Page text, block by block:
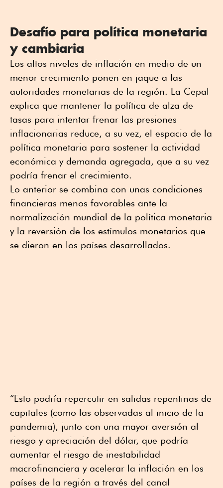
Desafío para política monetaria
y cambiaria
Los altos niveles de inflación en medio de un
menor crecimiento ponen en jaque a las
autoridades monetarias de la región. La Cepal
explica que mantener la política de alza de
tasas para intentar frenar las presiones
inflacionarias reduce, a su vez, el espacio de la
política monetaria para sostener la actividad
económica y demanda agregada, que a su vez
podría frenar el crecimiento.
Lo anterior se combina con unas condiciones
financieras menos favorables ante la
normalización mundial de la política monetaria
y la reversión de los estímulos monetarios que
se dieron en los países desarrollados.
“Esto podría repercutir en salidas repentinas de
capitales (como las observadas al inicio de la
pandemia), junto con una mayor aversión al
riesgo y apreciación del dólar, que podría
aumentar el riesgo de inestabilidad
macrofinanciera y acelerar la inflación en los
países de la región a través del canal